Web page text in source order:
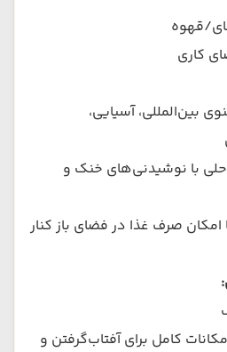
قهوه
کاری
بین‌المللی، آسیایی،
با نوشیدنی‌های خنک و
امکان صرف غذا در فضای باز کنار
کامل برای آفتاب‌گرفتن و